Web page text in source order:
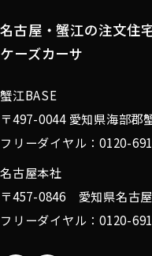
ー情報，位置情報，端末
します。
第２条（プライバシー情
当社は，ユーザーが利
年月日，住所，電話番
口座番号，クレジット
号などの個人情報をお
また，ユーザーと提携
名古屋・蟹江の注文住
ケーズカーサ
蟹江BASE
〒497-0044 愛知県海部郡
フリーダイヤル：0120-
名古屋本社
〒457-0846 愛知県名古
フリーダイヤル：0120-